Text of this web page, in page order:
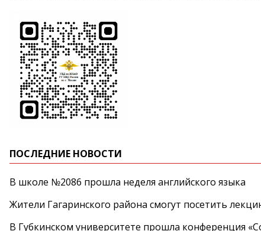
ПОСЛЕДНИЕ НОВОСТИ
В школе №2086 прошла неделя английского языка
Жители Гагаринского района смогут посетить
В Губкинском университете прошла конференция